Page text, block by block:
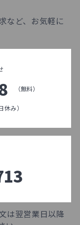
など、お気軽に
（無料）
み）
は翌営業日以降